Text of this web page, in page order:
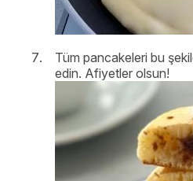
Tüm pancakeleri bu
edin. Afiyetler olsun!